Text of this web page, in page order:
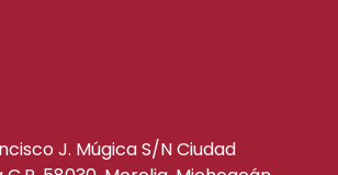
J. Múgica S/N Ciudad